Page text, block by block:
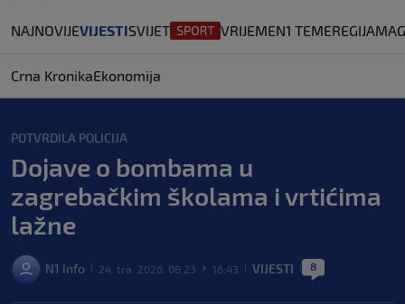
NAJNOVIJEVIJESTISVIJET VRIJEMEN1 TEMEREGIJA
Crna KronikaEkonomija
POTVRDILA POLICIJA
Dojave o bombama u
zagrebačkim školama i vrtićima
lažne
N1 Info 24. tra. 2026. 08:23 > 16:43 VIJESTI 8